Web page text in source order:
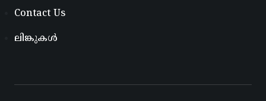
Contact Us
ലിങ്കുകൾ